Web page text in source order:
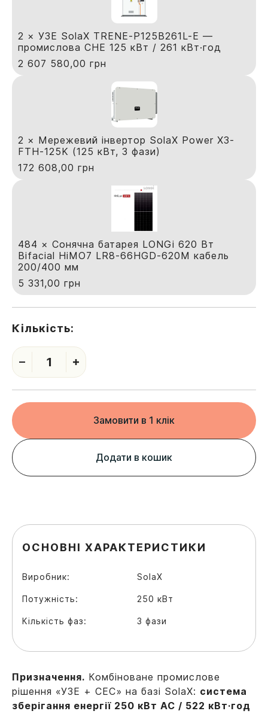
2 × УЗЕ SolaX TRENE-P125B261L-E —
промислова СНЕ 125 кВт / 261 кВт·год
2 607 580,00 грн
2 × Мережевий інвертор SolaX Power X3-
FTH-125K (125 кВт, 3 фази)
172 608,00 грн
484 × Сонячна батарея LONGi 620 Вт
Bifacial HiMO7 LR8-66HGD-620М кабель
200/400 мм
5 331,00 грн
Кількість:
1
Замовити в 1 клік
Додати в кошик
Призначення. Комбіноване промислове
рішення «УЗЕ + СЕС» на базі SolaX: система
зберігання енергії 250 кВт AC / 522 кВт·год
ОСНОВНІ ХАРАКТЕРИСТИКИ
Виробник: SolaX
Потужність: 250 кВт
Кількість фаз: 3 фази